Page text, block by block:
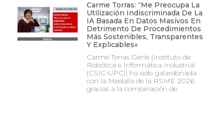
Carme Torras: “Me Preocupa La
Utilización Indiscriminada De La
IA Basada En Datos Masivos En
Detrimento De Procedimientos
Más Sostenibles, Transparentes
Y Explicables»
Carme Torras Genís (Instituto de
Robótica e Informática Industrial
(CSIC-UPC)) ha sido galardonada
con la Medalla de la RSME 2026
gracias a la combinación de